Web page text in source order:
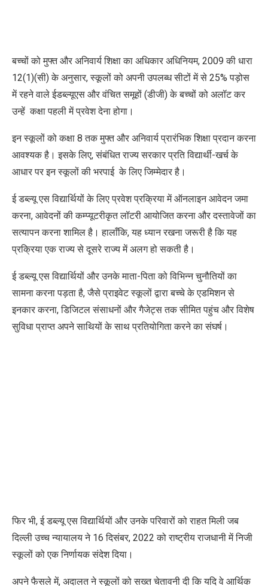
बच्चों को मुफ्त और अनिवार्य शिक्षा का अधिकार अधिनियम, 2009 की धारा
12(1)(सी) के अनुसार,स्कूलों को अपनी उपलब्ध सीटों में से 25% पड़ोस
में रहने वाले ईडब्ल्यूएस और वंचित समूहों (डीजी) के बच्चों को अलॉट कर
उन्हें कक्षा पहली में प्रवेश देना होगा।
इन स्कूलों को कक्षा 8 तक मुफ्त और अनिवार्य प्रारंभिक शिक्षा प्रदान करना
आवश्यक है। इसके लिए,संबंधित राज्य सरकार प्रति विद्यार्थी-खर्च के
आधार पर इन स्कूलों की भरपाई के लिए जिम्मेदार है।
ई डब्ल्यू एस विद्यार्थियों के लिए प्रवेश प्रक्रिया में ऑनलाइन आवेदन जमा
करना, आवेदनों की कम्प्यूटरीकृत लॉटरी आयोजित करना और दस्तावेजों का
सत्यापन करना शामिल है। हालाँकि,यह ध्यान रखना जरूरी है कि यह
प्रक्रिया एक राज्य से दूसरे राज्य में अलग हो सकती है।
ई डब्ल्यू एस विद्यार्थियों और उनके माता-पिता को विभिन्न चुनौतियों का
सामना करना पड़ता है,जैसे प्राइवेट स्कूलों द्वारा बच्चे के एडमिशन से
इनकार करना,डिजिटल संसाधनों और गैजेट्स तक सीमित पहुंच और विशेष
सुविधा प्राप्त अपने साथियों के साथ प्रतियोगिता करने का संघर्ष।
फिर भी,ई डब्ल्यू एस विद्यार्थियों और उनके परिवारों को राहत मिली जब
दिल्ली उच्च न्यायालय ने 16 दिसंबर, 2022 को राष्ट्रीय राजधानी में निजी
स्कूलों को एक निर्णायक संदेश दिया।
अपने फैसले में, अदालत ने स्कूलों को सख्त चेतावनी दी कि यदि वे आर्थिक